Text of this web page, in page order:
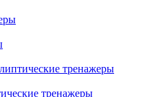
тренажеры
тренажеры